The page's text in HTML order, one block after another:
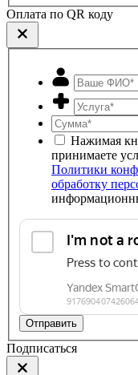
Оплата по QR коду
Нажимая
принимаете
Политики
обработку
Отправить
Подписаться